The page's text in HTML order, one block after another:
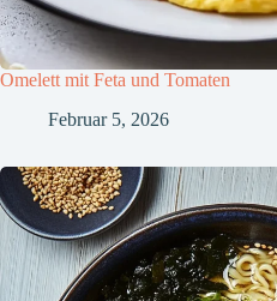
Omelett mit Feta und Tomaten
Februar 5, 2026